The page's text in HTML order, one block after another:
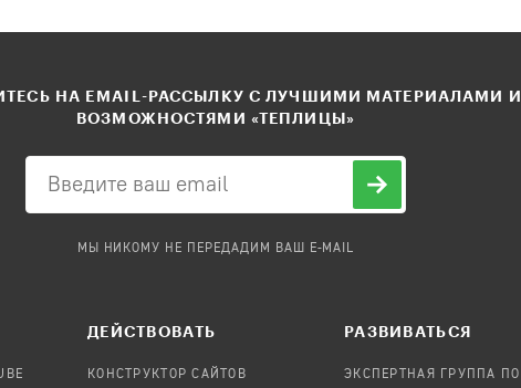
НА EMAIL-РАССЫЛКУ С ЛУЧШИМИ МАТЕРИАЛАМИ И
ВОЗМОЖНОСТЯМИ «ТЕПЛИЦЫ»
МЫ НИКОМУ НЕ ПЕРЕДАДИМ ВАШ E-MAIL
ДЕЙСТВОВАТЬ
КОНСТРУКТОР САЙТОВ
РАЗВИВАТЬСЯ
ЭКСПЕРТНАЯ ГРУППА ПО